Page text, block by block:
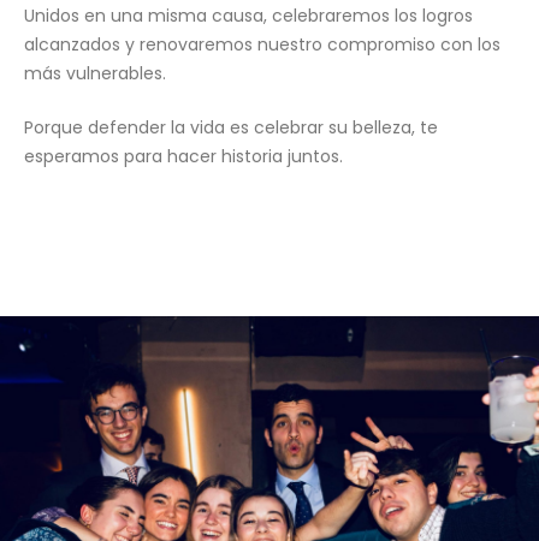
Unidos en una misma causa, celebraremos los logros
alcanzados y renovaremos nuestro compromiso con los
más vulnerables.
Porque defender la vida es celebrar su belleza, te
esperamos para hacer historia juntos.